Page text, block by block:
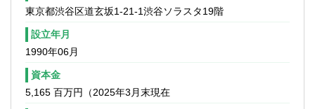
部署になります。
東京都渋谷区道玄坂1-21-1渋谷ソラスタ19階
設立年月
1990年06月
資本金
5,165 百万円（2025年3月末現在